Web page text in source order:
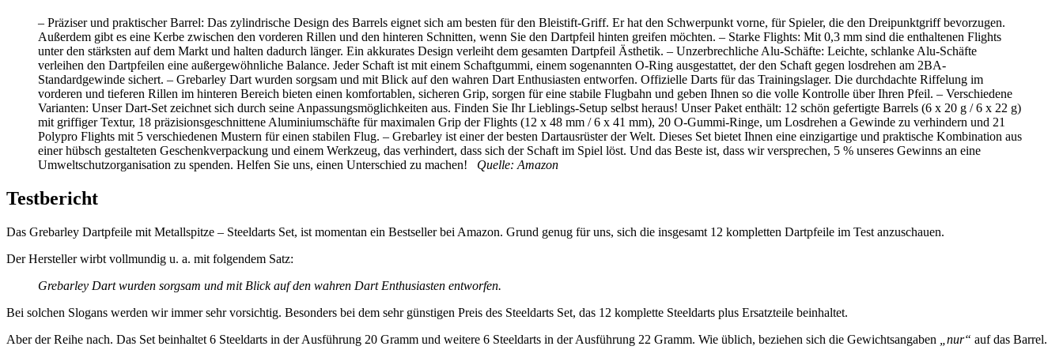
– Präziser und praktischer Barrel: Das zylindrische Design des Barrels eignet sich am besten für den Bleistift-Griff. Er hat den Schwerpunkt vorne, für Spieler, die den Dreipunktgriff bevorzugen.
Außerdem gibt es eine Kerbe zwischen den vorderen Rillen und den hinteren Schnitten, wenn Sie den Dartpfeil hinten greifen möchten. – Starke Flights: Mit 0,3 mm sind die enthaltenen Flights
unter den stärksten auf dem Markt und halten dadurch länger. Ein akkurates Design verleiht dem gesamten Dartpfeil Ästhetik. – Unzerbrechliche Alu-Schäfte: Leichte, schlanke Alu-Schäfte
verleihen den Dartpfeilen eine außergewöhnliche Balance. Jeder Schaft ist mit einem Schaftgummi, einem sogenannten O-Ring ausgestattet, der den Schaft gegen losdrehen am 2BA-
Standardgewinde sichert. – Grebarley Dart wurden sorgsam und mit Blick auf den wahren Dart Enthusiasten entworfen. Offizielle Darts für das Trainingslager. Die durchdachte Riffelung im
vorderen und tieferen Rillen im hinteren Bereich bieten einen komfortablen, sicheren Grip, sorgen für eine stabile Flugbahn und geben Ihnen so die volle Kontrolle über Ihren Pfeil. – Verschiedene
Varianten: Unser Dart-Set zeichnet sich durch seine Anpassungsmöglichkeiten aus. Finden Sie Ihr Lieblings-Setup selbst heraus! Unser Paket enthält: 12 schön gefertigte Barrels (6 x 20 g / 6 x 22 g)
mit griffiger Textur, 18 präzisionsgeschnittene Aluminiumschäfte für maximalen Grip der Flights (12 x 48 mm / 6 x 41 mm), 20 O-Gummi-Ringe, um Losdrehen a Gewinde zu verhindern und 21
Polypro Flights mit 5 verschiedenen Mustern für einen stabilen Flug. – Grebarley ist einer der besten Dartausrüster der Welt. Dieses Set bietet Ihnen eine einzigartige und praktische Kombination aus
einer hübsch gestalteten Geschenkverpackung und einem Werkzeug, das verhindert, dass sich der Schaft im Spiel löst. Und das Beste ist, dass wir versprechen, 5 % unseres Gewinns an eine
Umweltschutzorganisation zu spenden. Helfen Sie uns, einen Unterschied zu machen! Quelle: Amazon
Testbericht
Das Grebarley Dartpfeile mit Metallspitze – Steeldarts Set, ist momentan ein Bestseller bei Amazon. Grund genug für uns, sich die insgesamt 12 kompletten Dartpfeile im Test anzuschauen.
Der Hersteller wirbt vollmundig u. a. mit folgendem Satz:
Grebarley Dart wurden sorgsam und mit Blick auf den wahren Dart Enthusiasten entworfen.
Bei solchen Slogans werden wir immer sehr vorsichtig. Besonders bei dem sehr günstigen Preis des Steeldarts Set, das 12 komplette Steeldarts plus Ersatzteile beinhaltet.
Aber der Reihe nach. Das Set beinhaltet 6 Steeldarts in der Ausführung 20 Gramm und weitere 6 Steeldarts in der Ausführung 22 Gramm. Wie üblich, beziehen sich die Gewichtsangaben
„nur“ auf das Barrel.